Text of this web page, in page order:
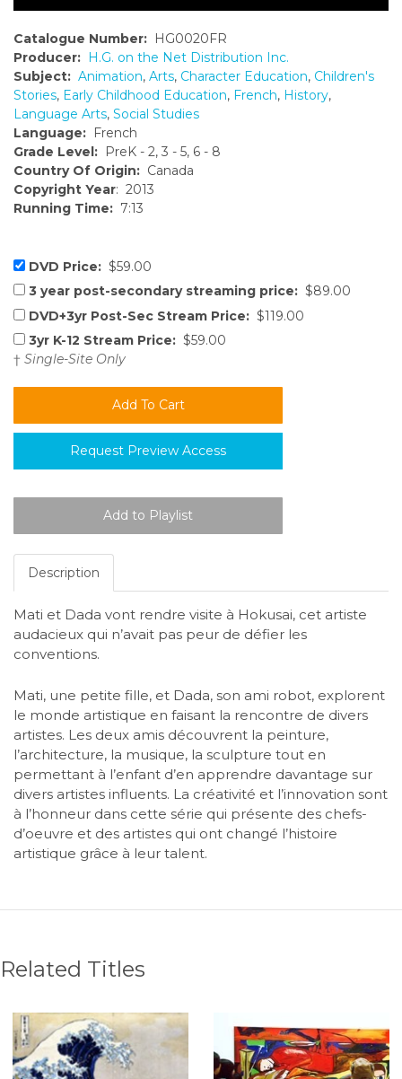
Catalogue Number: HG0020FR
Producer: H.G. on the Net Distribution Inc.
Subject: Animation, Arts, Character Education, Children's
Stories, Early Childhood Education, French, History,
Language Arts, Social Studies
Language: French
Grade Level: PreK - 2, 3 - 5, 6 - 8
Country Of Origin: Canada
Copyright Year: 2013
Running Time: 7:13
DVD Price: $59.00
3 year post-secondary streaming price: $89.00
DVD+3yr Post-Sec Stream Price: $119.00
3yr K-12 Stream Price: $59.00
† Single-Site Only
Request Preview Access
Description
Mati et Dada vont rendre visite à Hokusai, cet artiste
audacieux qui n’avait pas peur de défier les
conventions.
Mati, une petite fille, et Dada, son ami robot, explorent
le monde artistique en faisant la rencontre de divers
artistes. Les deux amis découvrent la peinture,
l’architecture, la musique, la sculpture tout en
permettant à l’enfant d’en apprendre davantage sur
divers artistes influents. La créativité et l’innovation sont
à l’honneur dans cette série qui présente des chefs-
d’oeuvre et des artistes qui ont changé l’histoire
artistique grâce à leur talent.
Related Titles